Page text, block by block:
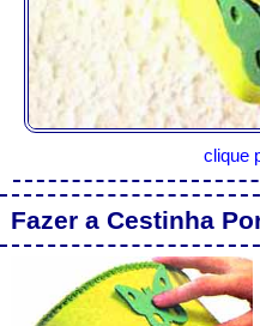
clique
Fazer a Cestinha